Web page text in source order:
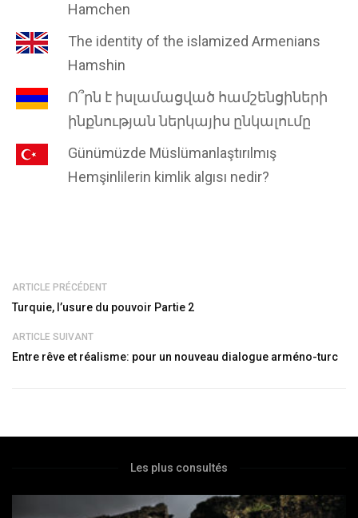
Hamchen
The identity of the islamized Armenians
Hamshin
Ո՞րն է իսլամացված համշենցիների
ինքնության ներկայիս ընկալումը
Günümüzde Müslümanlaştırılmış
Hemşinlilerin kimlik algısı nedir?
ARTICLE PRÉCÉDENT
Turquie, l’usure du pouvoir Partie 2
ARTICLE SUIVANT
Entre rêve et réalisme: pour un nouveau dialogue arméno-turc
Les plus consultés